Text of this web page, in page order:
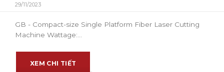
29/11/2023
GB - Compact-size Single Platform Fiber Laser Cutting
Machine Wattage:...
XEM CHI TIẾT